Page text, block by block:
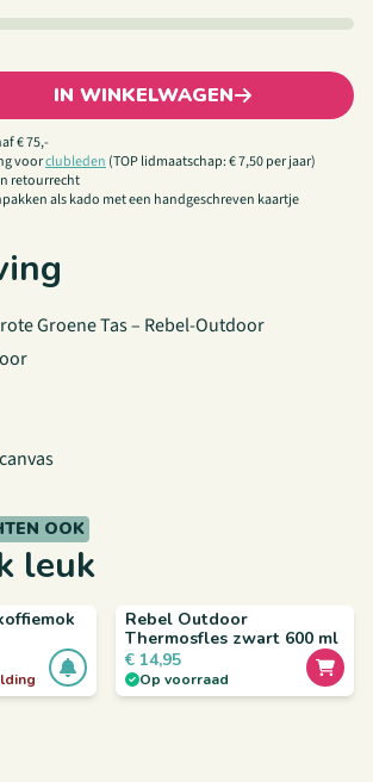
IN WINKELWAGEN
€ 75,-
voorclubleden (TOP lidmaatschap: € 7,50 per jaar)
retourrecht
als kado met een handgeschreven kaartje
Groene Tas – Rebel-Outdoor
OOK
leuk
Rebel Outdoor
Thermosfles zwart 600 ml
Op voorraad
€ 14,95